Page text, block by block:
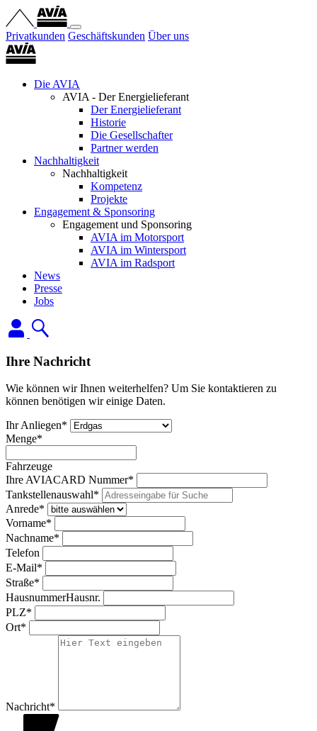
Privatkunden Geschäftskunden Über uns
Die AVIA
AVIA - Der Energielieferant
Der Energielieferant
Historie
Die Gesellschafter
Partner werden
Nachhaltigkeit
Nachhaltigkeit
Kompetenz
Projekte
Engagement & Sponsoring
Engagement und Sponsoring
AVIA im Motorsport
AVIA im Wintersport
AVIA im Radsport
News
Presse
Jobs
Ihre Nachricht
Wie können wir Ihnen weiterhelfen? Um Sie kontaktieren zu
können benötigen wir einige Daten.
Ihr Anliegen*
Menge*
Fahrzeuge
Ihre AVIACARD Nummer*
Tankstellenauswahl*
Anrede*
Vorname*
Nachname*
Telefon
E-Mail*
Straße*
HausnummerHausnr.
PLZ*
Ort*
Nachricht*